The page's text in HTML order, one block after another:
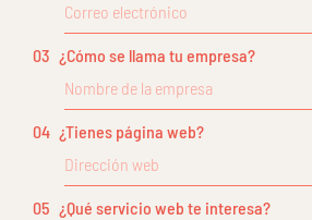
03 ¿Cómo se llama tu empresa?
04 ¿Tienes página web?
05 ¿Qué servicio web te interesa?